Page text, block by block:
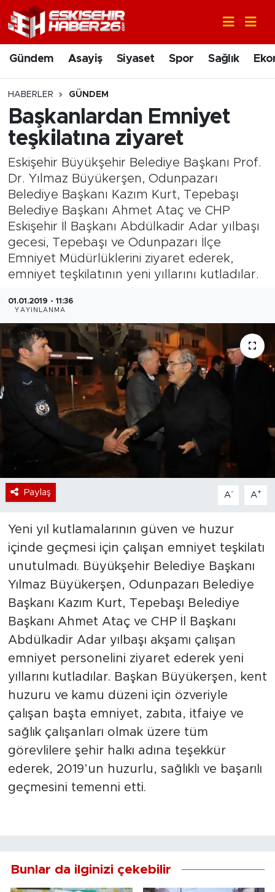
Gündem Asayiş Siyaset Spor Sağlık
HABERLER GÜNDEM
Başkanlardan Emniyet
teşkilatına ziyaret
Eskişehir Büyükşehir Belediye Başkanı Prof.
Dr. Yılmaz Büyükerşen, Odunpazarı
Belediye Başkanı Kazım Kurt, Tepebaşı
Belediye Başkanı Ahmet Ataç ve CHP
Eskişehir İl Başkanı Abdülkadir Adar yılbaşı
gecesi, Tepebaşı ve Odunpazarı İlçe
Emniyet Müdürlüklerini ziyaret ederek,
emniyet teşkilatının yeni yıllarını kutladılar.
01.01.2019 - 11:36
YAYINLANMA
Paylaş A- A+
Yeni yıl kutlamalarının güven ve huzur
içinde geçmesi için çalışan emniyet teşkilatı
unutulmadı. Büyükşehir Belediye Başkanı
Yılmaz Büyükerşen, Odunpazarı Belediye
Başkanı Kazım Kurt, Tepebaşı Belediye
Başkanı Ahmet Ataç ve CHP İl Başkanı
Abdülkadir Adar yılbaşı akşamı çalışan
emniyet personelini ziyaret ederek yeni
yıllarını kutladılar. Başkan Büyükerşen, kent
huzuru ve kamu düzeni için özveriyle
çalışan başta emniyet, zabıta, itfaiye ve
sağlık çalışanları olmak üzere tüm
görevlilere şehir halkı adına teşekkür
ederek, 2019’un huzurlu, sağlıklı ve başarılı
geçmesini temenni etti.
Bunlar da ilginizi çekebilir
Gündem
Asayiş
Siyaset
Spor
Sağlık
Ekonomi
Eğitim
Sanat
Bölge
Teknoloji
Magazin
Dünya
Sektör
Nöbetçi Eczaneler
Hava Durumu
Trafik Durumu
Süper Lig Puan Durumu ve Fikstür
Tüm Manşetler
Son Dakika Haberleri
Haber Arşivi